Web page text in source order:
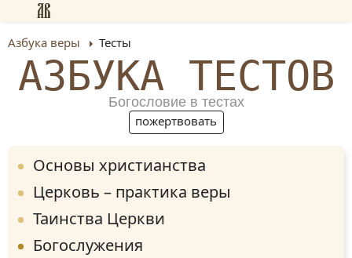
Азбука веры Тесты
АЗБУКА ТЕСТОВ
Богословие в тестах
пожертвовать
Основы христианства
Церковь – практика веры
Таинства Церкви
Богослужения